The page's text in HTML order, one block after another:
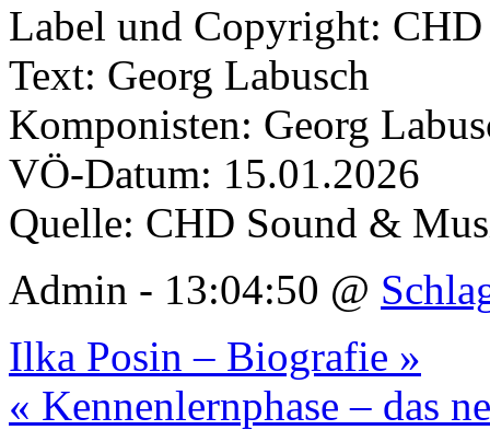
Label und Copyright:
Text: Georg Labusch
Komponisten: Georg
VÖ-Datum: 15.01.2026
Quelle: CHD Sound &
Admin - 13:04:50 @
Ilka Posin – Biografie »
« Kennenlernphase – das